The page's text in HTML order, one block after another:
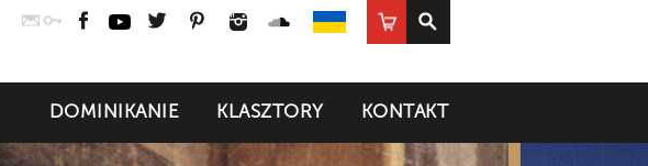
PocztaLogowanie
Facebook
YouTubeTwitterPinterestInstagramSoundCloud
UA
Sklep
KONTAKT
KLASZTORY
DOMINIKANIE